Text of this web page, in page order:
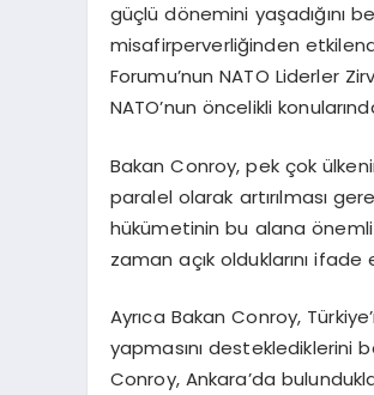
güçlü dönemini yaşadığını
misafirperverliğinden
Forumu’nun NATO Liderler
NATO’nun öncelikli
Bakan Conroy, pek çok
paralel olarak artırılması
hükümetinin bu alana önemli
zaman açık olduklarını ifade
Ayrıca Bakan Conroy,
yapmasını desteklediklerini
Conroy, Ankara’da